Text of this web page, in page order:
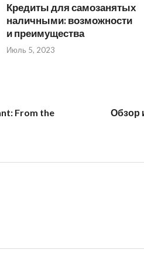
Кредиты для самозанятых
наличными: возможности
и преимущества
Июль 5, 2023
From the
Обзор